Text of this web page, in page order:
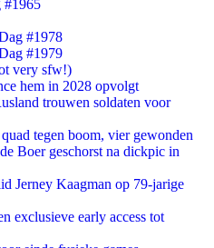
#1965
#1978
#1979
very sfw!)
hem in 2028 opvolgt
trouwen soldaten voor
tegen boom, vier gewonden
Boer geschorst na dickpic in
Jerney Kaagman op 79-jarige
exclusieve early access tot